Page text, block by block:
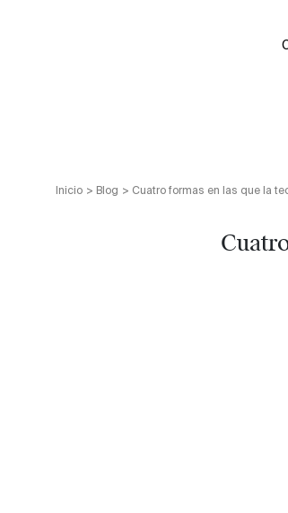
Inicio > Blog > Cuatro formas en las que la